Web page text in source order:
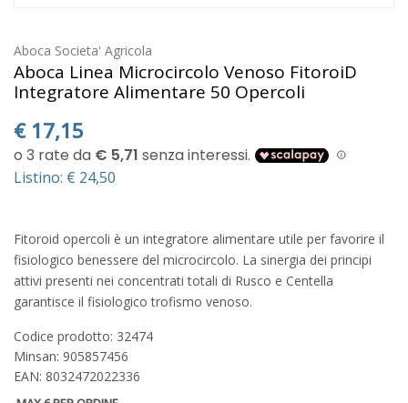
Aboca Societa' Agricola
Aboca Linea Microcircolo Venoso FitoroiD
Integratore Alimentare 50 Opercoli
€ 17,15
Listino: € 24,50
Fitoroid opercoli è un integratore alimentare utile per favorire il
fisiologico benessere del microcircolo. La sinergia dei principi
attivi presenti nei concentrati totali di Rusco e Centella
garantisce il fisiologico trofismo venoso.
Codice prodotto: 32474
Minsan: 905857456
EAN: 8032472022336